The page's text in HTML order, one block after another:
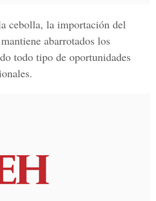
cebolla, la importación del
abarrotados los
todo tipo de oportunidades